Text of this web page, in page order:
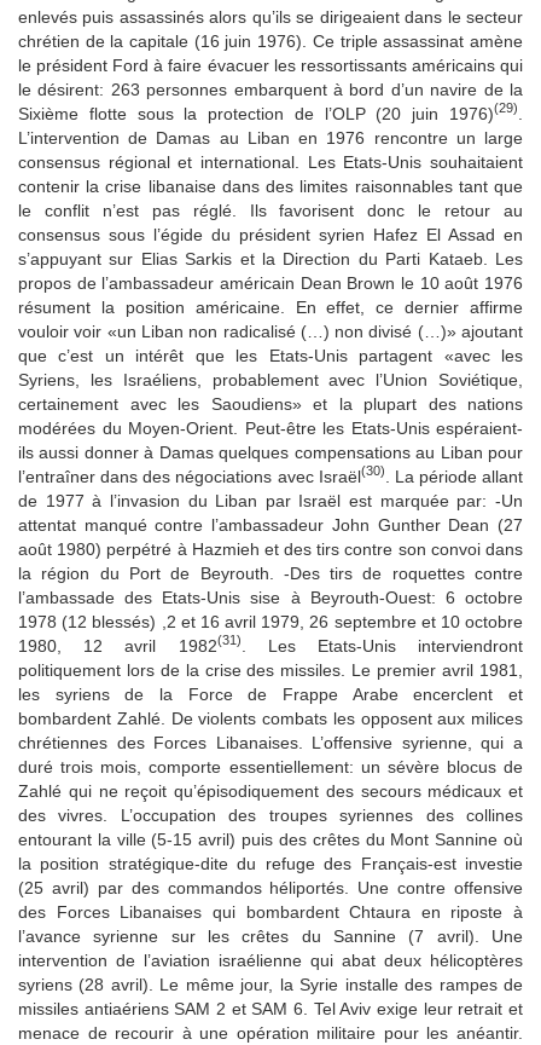
enlevés puis assassinés alors qu’ils se dirigeaient dans le secteur
chrétien de la capitale (16 juin 1976). Ce triple assassinat amène
le président Ford à faire évacuer les ressortissants américains qui
le désirent: 263 personnes embarquent à bord d’un navire de la
Sixième flotte sous la protection de l’OLP (20 juin 1976)(29)
L’intervention de Damas au Liban en 1976 rencontre un large
consensus régional et international. Les Etats-Unis souhaitaient
contenir la crise libanaise dans des limites raisonnables tant que
le conflit n’est pas réglé. Ils favorisent donc le retour au
consensus sous l’égide du président syrien Hafez El Assad en
s’appuyant sur Elias Sarkis et la Direction du Parti Kataeb. Les
propos de l’ambassadeur américain Dean Brown le 10 août 1976
résument la position américaine. En effet, ce dernier affirme
vouloir voir «un Liban non radicalisé (…) non divisé (…)» ajoutant
que c’est un intérêt que les Etats-Unis partagent «avec les
Syriens, les Israéliens, probablement avec l’Union Soviétique,
certainement avec les Saoudiens» et la plupart des nations
modérées du Moyen-Orient. Peut-être les Etats-Unis espéraient-
ils aussi donner à Damas quelques compensations au Liban pour
l’entraîner dans des négociations avec Israël(30)
. La période allant
de 1977 à l’invasion du Liban par Israël est marquée par: -Un
attentat manqué contre l’ambassadeur John Gunther Dean (27
août 1980) perpétré à Hazmieh et des tirs contre son convoi dans
la région du Port de Beyrouth. -Des tirs de roquettes contre
l’ambassade des Etats-Unis sise à Beyrouth-Ouest: 6 octobre
1978 (12 blessés) ,2 et 16 avril 1979, 26 septembre et 10 octobre
1980, 12 avril 1982(31)
. Les Etats-Unis interviendront
politiquement lors de la crise des missiles. Le premier avril 1981,
les syriens de la Force de Frappe Arabe encerclent et
bombardent Zahlé. De violents combats les opposent aux milices
chrétiennes des Forces Libanaises. L’offensive syrienne, qui a
duré trois mois, comporte essentiellement: un sévère blocus de
Zahlé qui ne reçoit qu’épisodiquement des secours médicaux et
des vivres. L’occupation des troupes syriennes des collines
entourant la ville (5-15 avril) puis des crêtes du Mont Sannine où
la position stratégique-dite du refuge des Français-est investie
(25 avril) par des commandos héliportés. Une contre offensive
des Forces Libanaises qui bombardent Chtaura en riposte à
l’avance syrienne sur les crêtes du Sannine (7 avril). Une
intervention de l’aviation israélienne qui abat deux hélicoptères
syriens (28 avril). Le même jour, la Syrie installe des rampes de
missiles antiaériens SAM 2 et SAM 6. Tel Aviv exige leur retrait et
menace de recourir à une opération militaire pour les anéantir.